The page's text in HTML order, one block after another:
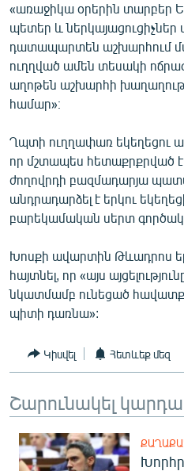
ԲԱՆԱՎԵՃ
ՁԳՏԵԼՈՎ ԼԱՎԱԳՈՒՅՆԻՆ
ՓՈԴՔԱՍԹ
Հայերեն
English
Русский
ՀԵՏԵՎԵՔ ՄԵԶ
«Ազատության» բոլոր
«առաջիկա օրերին տարբեր
պետեր և
դատապարտեն աշխարհում
ուղղված ամեն տեսակի
աղոթեն աշխարհի
համար»։
Ղպտի ուղղափառ եկեղեցու
որ մշտապես հետաքրքրված է
ժողովրդի բազմադարյա
անդրադարձել է երկու
բարեկամական սերտ
Խոսքի ավարտին Թևադրոս
հայտնել, որ «այս
նկատմամբ ունեցած
պիտի դառնա»:
Կիսվել Հետևեք մեզ
Շարունակել